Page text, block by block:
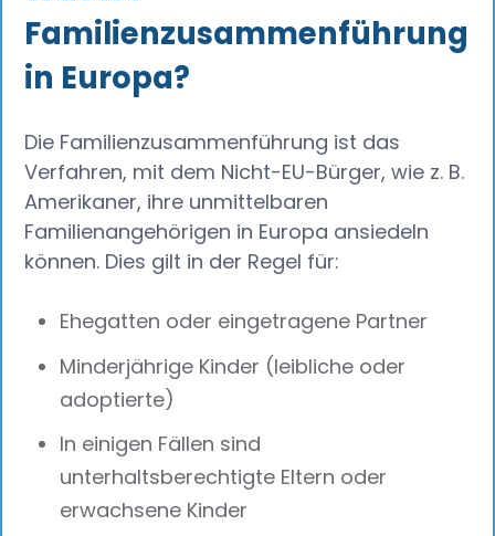
Familienzusammenführung
in Europa?
Die Familienzusammenführung ist das
Verfahren, mit dem Nicht-EU-Bürger, wie z. B.
Amerikaner, ihre unmittelbaren
Familienangehörigen in Europa ansiedeln
können. Dies gilt in der Regel für:
Ehegatten oder eingetragene Partner
Minderjährige Kinder (leibliche oder
adoptierte)
In einigen Fällen sind
unterhaltsberechtigte Eltern oder
erwachsene Kinder